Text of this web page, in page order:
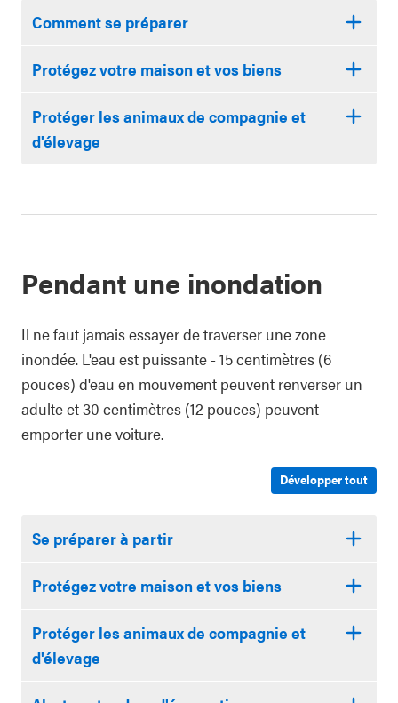
Comment se préparer
Protégez votre maison et vos biens
Protéger les animaux de compagnie et
d'élevage
Pendant une inondation
Il ne faut jamais essayer de traverser une zone
inondée. L'eau est puissante - 15 centimètres (6
pouces) d'eau en mouvement peuvent renverser un
adulte et 30 centimètres (12 pouces) peuvent
emporter une voiture.
Développer tout
Se préparer à partir
Protégez votre maison et vos biens
Protéger les animaux de compagnie et
d'élevage